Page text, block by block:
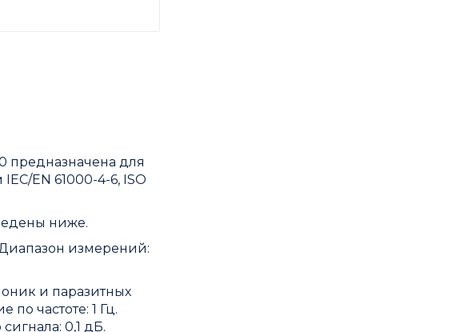
предназначена для
EN 61000-4-6, ISO
ниже.
измерений:
и паразитных
по частоте: 1 Гц.
0,1 дБ.